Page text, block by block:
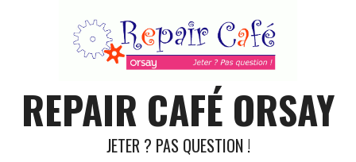
REPAIR CAFÉ ORSAY
JETER ? PAS QUESTION !